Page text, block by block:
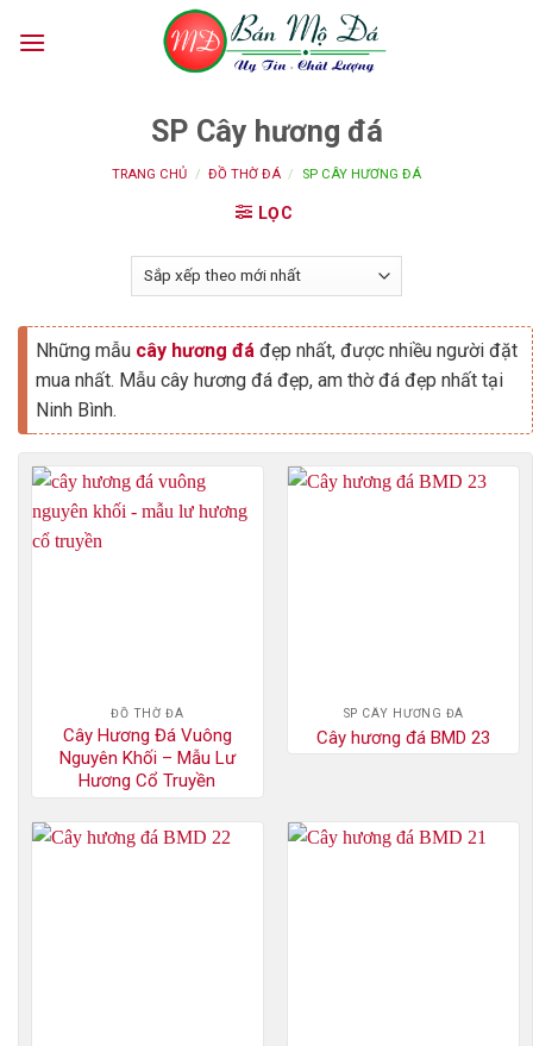
SP Cây hương đá
TRANG CHỦ / ĐỒ THỜ ĐÁ / SP CÂY HƯƠNG ĐÁ
LỌC
Những mẫu cây hương đá đẹp nhất, được nhiều người đặt
mua nhất. Mẫu cây hương đá đẹp, am thờ đá đẹp nhất tại
Ninh Bình.
ĐỒ THỜ ĐÁ
Cây Hương Đá Vuông
Nguyên Khối – Mẫu Lư
Hương Cổ Truyền
SP CÂY HƯƠNG ĐÁ
Cây hương đá BMD 23